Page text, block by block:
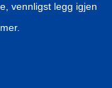
vennligst legg igjen